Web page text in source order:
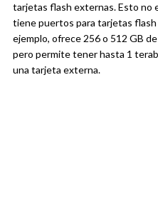
tarjetas flash externas. Esto no
tiene puertos para tarjetas
ejemplo, ofrece 256 o 512 GB
pero permite tener hasta 1
una tarjeta externa.